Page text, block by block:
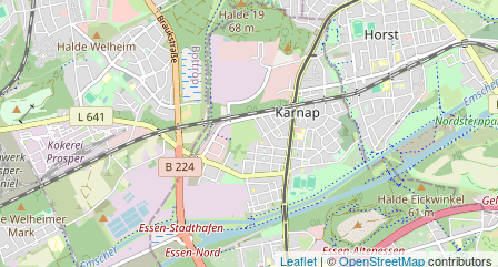
Leaflet | ©OpenStreetMapcontributors